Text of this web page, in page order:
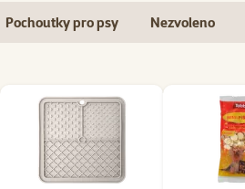
Pochoutky pro psy Nezvoleno